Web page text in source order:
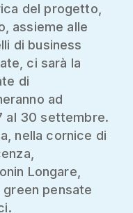
del progetto,
assieme alle
di business
ci sarà la
di
ad
al 30 settembre.
nella cornice di
Longare,
pensate